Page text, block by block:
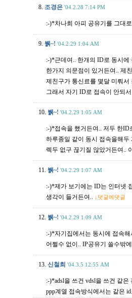
8. 조경은 '04.2.28 7:14 PM
:-)*차나희 아피 공유기를 그대
9. 뷁~! '04.2.29 1:04 AM
:-)*근데여.. 한개의 ID로 동시에
한가지 의문점이 있거든여.. 제
제친구가 통신료를 몇달 미뤄서
그래서 자기 ID로 접속이 안되
10. 뷁~! '04.2.29 1:05 AM
:-)*접속을 했거든여.. 저두 한ID
하루종일 같이 동시 접속을해두
렉두 없구 끊기질 않았거든여..
11. 뷁~! '04.2.29 1:07 AM
:-)*제가 보기에는 ID는 인터넷
생각이 들거든여.. ↓댓글에댓글
12. 뷁~! '04.2.29 1:09 AM
:-)*자기집에서는 동시에 접속해
어쩔수 없이.. IP공유기 쓸수밖
13. 신철희 '04.3.5 12:55 AM
:-)*adsl을 쓰건 vdsl을 쓰건 같
ppp계열 접속방식에서는 같은